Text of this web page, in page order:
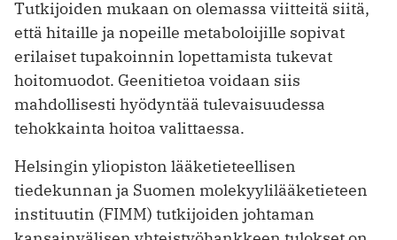
Tutkijoiden mukaan on olemassa viitteitä siitä,
että hitaille ja nopeille metaboloijille sopivat
erilaiset tupakoinnin lopettamista tukevat
hoitomuodot. Geenitietoa voidaan siis
mahdollisesti hyödyntää tulevaisuudessa
tehokkainta hoitoa valittaessa.
Helsingin yliopiston lääketieteellisen
tiedekunnan ja Suomen molekyylilääketieteen
instituutin (FIMM) tutkijoiden johtaman